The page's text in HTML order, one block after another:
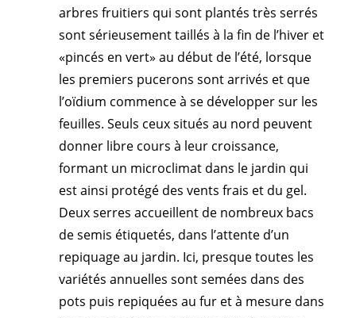
arbres fruitiers qui sont plantés très serrés
sont sérieusement taillés à la fin de l’hiver et
«pincés en vert» au début de l’été, lorsque
les premiers pucerons sont arrivés et que
l’oïdium commence à se développer sur les
feuilles. Seuls ceux situés au nord peuvent
donner libre cours à leur croissance,
formant un microclimat dans le jardin qui
est ainsi protégé des vents frais et du gel.
Deux serres accueillent de nombreux bacs
de semis étiquetés, dans l’attente d’un
repiquage au jardin. Ici, presque toutes les
variétés annuelles sont semées dans des
pots puis repiquées au fur et à mesure dans